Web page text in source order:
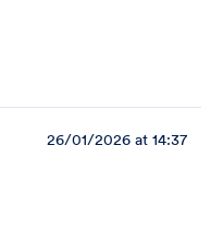
26/01/2026 at 14:37